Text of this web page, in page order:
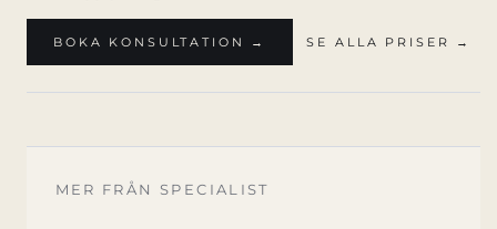
BOKA KONSULTATION → SE ALLA PRISER →
MER FRÅN SPECIALIST